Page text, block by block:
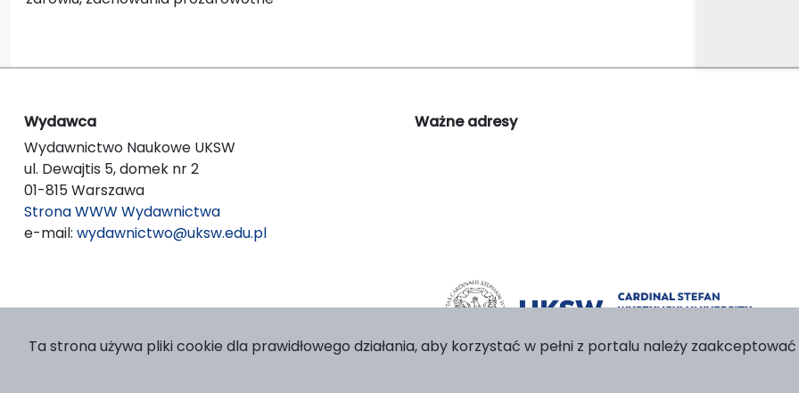
Wydawca
Wydawnictwo Naukowe UKSW
ul. Dewajtis 5, domek nr 2
01-815 Warszawa
Strona WWW Wydawnictwa
e-mail: wydawnictwo@uksw.edu.pl
Ważne adresy
Ta strona używa pliki cookie dla prawidłowego działania, aby korzystać w pełni z portalu należy